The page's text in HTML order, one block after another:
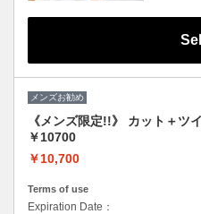
※ツイス
メンズお勧め
《メンズ限定!!》 カット＋ツ
￥10700
￥10,700
Terms of use
Expiration Date：